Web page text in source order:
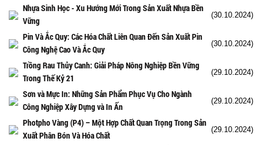
Nhựa Sinh Học - Xu Hướng Mới Trong Sản Xuất Nhựa Bền
Vững
(30.10.2024)
Pin Và Ắc Quy: Các Hóa Chất Liên Quan Đến Sản Xuất Pin
Công Nghệ Cao Và Ắc Quy
(30.10.2024)
Trồng Rau Thủy Canh: Giải Pháp Nông Nghiệp Bền Vững
Trong Thế Kỷ 21
(29.10.2024)
Sơn và Mực In: Những Sản Phẩm Phục Vụ Cho Ngành
Công Nghiệp Xây Dựng và In Ấn
(29.10.2024)
Photpho Vàng (P4) – Một Hợp Chất Quan Trọng Trong Sản
Xuất Phân Bón Và Hóa Chất
(29.10.2024)